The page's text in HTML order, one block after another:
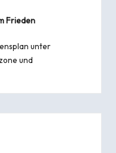
Frieden
unter
und